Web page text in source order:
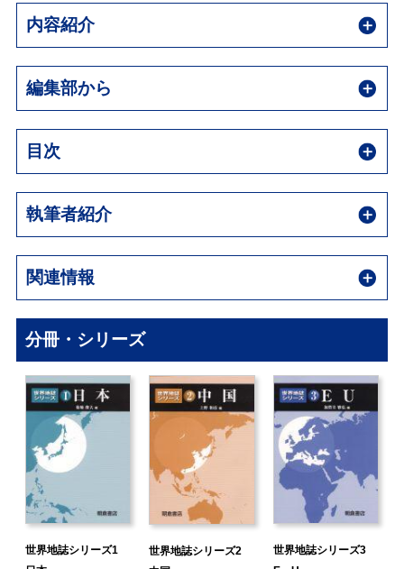
内容紹介
編集部から
目次
執筆者紹介
関連情報
分冊・シリーズ
世界地誌シリーズ1
世界地誌シリーズ2
世界地誌シリーズ3